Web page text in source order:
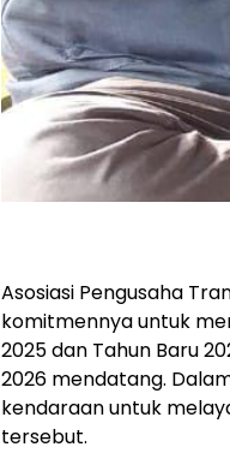
Asosiasi Pengusaha
komitmennya untuk
2025 dan Tahun Baru
2026 mendatang.
kendaraan untuk
tersebut.